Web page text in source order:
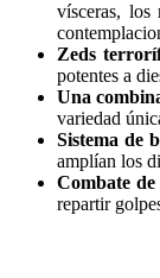
vísceras, los
Zeds
potentes a
Una
variedad
Sistema de
amplían los
Combate
repartir